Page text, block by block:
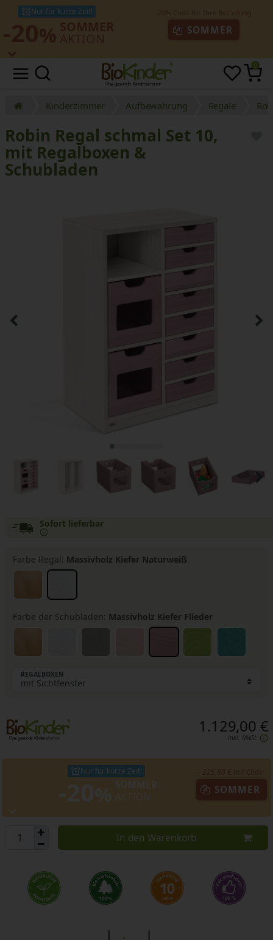
Nur für kurze Zeit!
SOMMER
0
Kinderzimmer Aufbewahrung Regale
Robin Regal schmal Set 10,
mit Regalboxen &
Schubladen
Sofort lieferbar
Farbe Regal: Massivholz Kiefer Naturweiß
Farbe der Schubladen: Massivholz Kiefer Flieder
REGALBOXEN
1.129,00 €
inkl. MwSt.
Nur für kurze Zeit!
SOMMER
In den Warenkorb